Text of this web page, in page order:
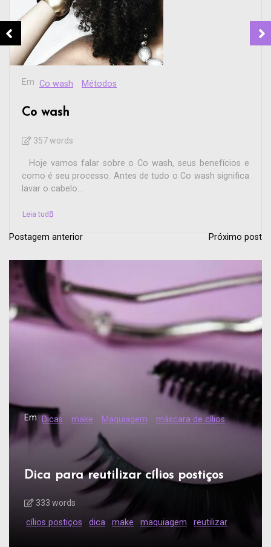
Em Co wash Métodos
Co wash
357 words
Hoje vamos falar sobre o Co wash, seus benefícios e
como é seu processo. Antes de tudo o Co wash significa
lavar o cabelo...
Leia tudo
Postagem anterior Próximo post
Em Dicas make Maquiagem máscara de cílios
Dica para reutilizar cílios postiços
333 words
cílios postiços dica make maquiagem reutilizar